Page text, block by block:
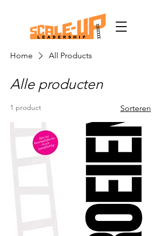
Home All Products
Alle producten
1 product Sorteren